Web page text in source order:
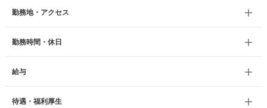
勤務地・アクセス
勤務時間・休日
給与
待遇・福利厚生